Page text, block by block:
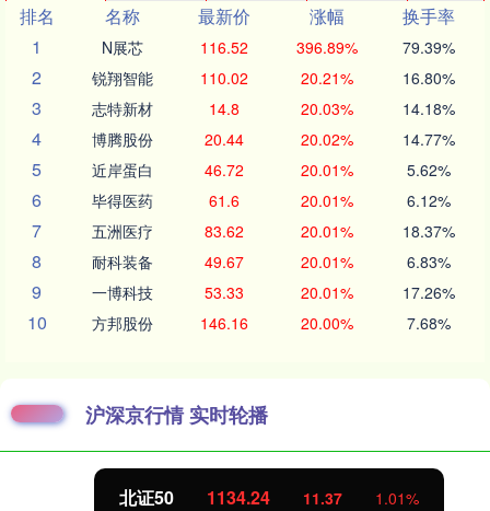
排名
名称 最新价 涨幅
换手率
1
N展芯 116.52 396.89% 79.39%
2 锐翔智能 110.02 20.21% 16.80%
3 志特新材 14.8 20.03% 14.18%
4 博腾股份 20.44 20.02% 14.77%
5 近岸蛋白 46.72 20.01% 5.62%
6 毕得医药 61.6 20.01% 6.12%
7 五洲医疗 83.62 20.01% 18.37%
8 耐科装备 49.67 20.01% 6.83%
9 一博科技 53.33 20.01% 17.26%
10 方邦股份 146.16 20.00% 7.68%
沪深京行情 实时轮播
北证50 1134.24 11.37 1.01%